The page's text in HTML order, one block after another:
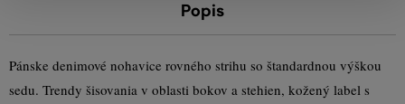
Popis
Pánske denimové nohavice rovného strihu so štandardnou výškou
sedu. Trendy šisovania v oblasti bokov a stehien, kožený label s